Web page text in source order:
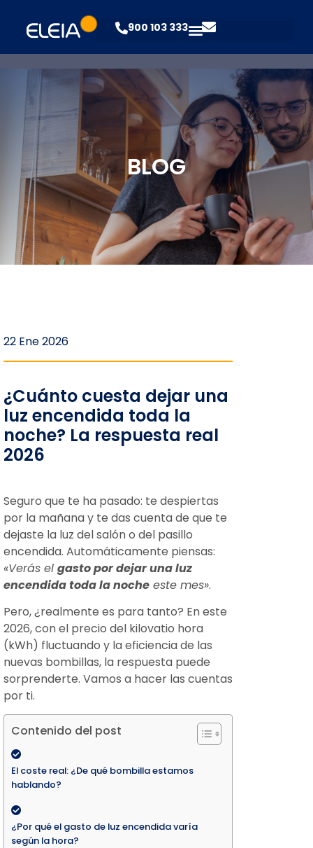
900 103 333
BLOG
22 Ene 2026
¿Cuánto cuesta dejar una
luz encendida toda la
noche? La respuesta real
2026
Seguro que te ha pasado: te despiertas
por la mañana y te das cuenta de que te
dejaste la luz del salón o del pasillo
encendida. Automáticamente piensas:
«Verás el gasto por dejar una luz
encendida toda la noche este mes».
Pero, ¿realmente es para tanto? En este
2026, con el precio del kilovatio hora
(kWh) fluctuando y la eficiencia de las
nuevas bombillas, la respuesta puede
sorprenderte. Vamos a hacer las cuentas
por ti.
Contenido del post
El coste real: ¿De qué bombilla estamos
hablando?
¿Por qué el gasto de luz encendida varía
según la hora?